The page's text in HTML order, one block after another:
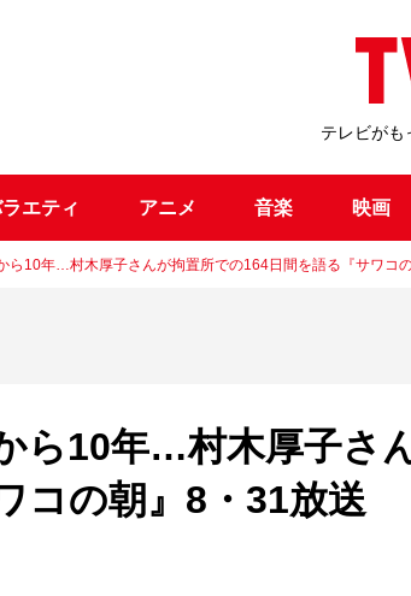
テレビがも
エティ アニメ 音楽 映画
ら10年…村木厚子さんが拘置所での164日間を語る『サワコ
ら10年…村木厚子さ
コの朝』8・31放送